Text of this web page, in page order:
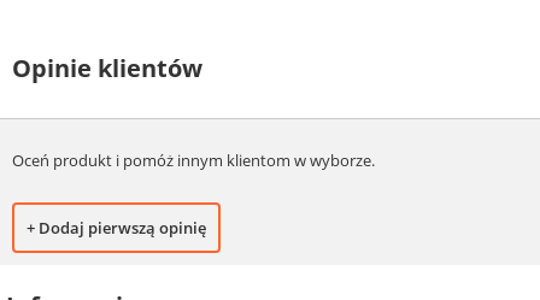
Opinie klientów
Oceń produkt i pomóż innym klientom w wyborze.
+ Dodaj pierwszą opinię